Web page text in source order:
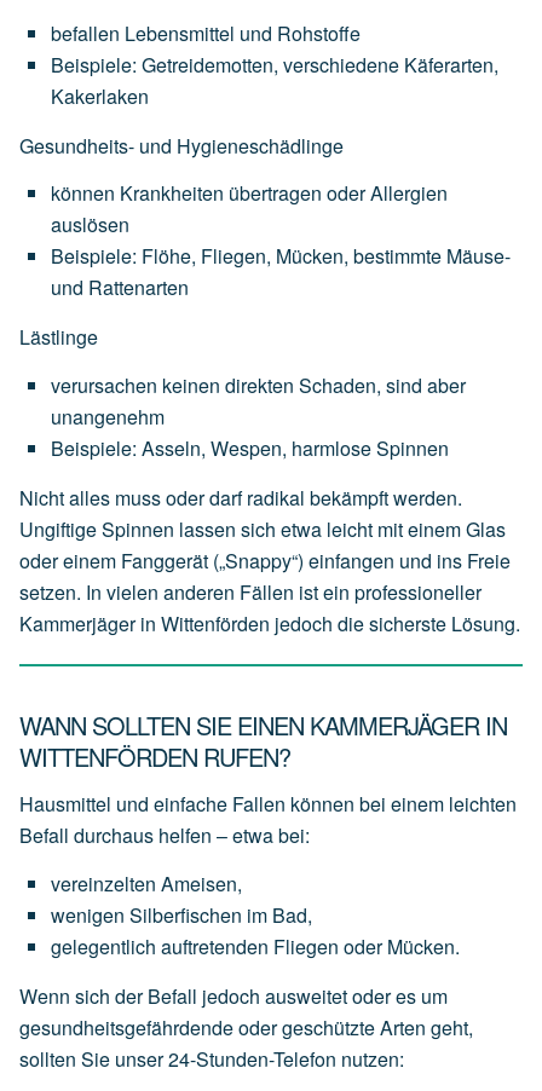
befallen Lebensmittel und Rohstoffe
Beispiele: Getreidemotten, verschiedene Käferarten,
Kakerlaken
Gesundheits- und Hygieneschädlinge
können Krankheiten übertragen oderAllergien
auslösen
Beispiele: Flöhe, Fliegen, Mücken, bestimmte Mäuse-
und Rattenarten
Lästlinge
verursachen keinen direkten Schaden, sind aber
unangenehm
Beispiele: Asseln, Wespen, harmloseSpinnen
Nicht alles muss oder darf radikal bekämpft werden.
Ungiftige Spinnen lassen sich etwa leicht mit einem Glas
oder einem Fanggerät („Snappy“) einfangen und ins Freie
setzen. In vielen anderen Fällen ist ein professioneller
Kammerjäger in Wittenförden jedoch die sicherste Lösung.
WANN SOLLTEN SIE EINEN KAMMERJÄGER IN
WITTENFÖRDEN RUFEN?
Hausmittel und einfache Fallen können bei einem leichten
Befall durchaus helfen – etwa bei:
vereinzelten Ameisen,
wenigen Silberfischen im Bad,
gelegentlich auftretenden Fliegen oder Mücken.
Wenn sich der Befall jedoch ausweitet oder es um
gesundheitsgefährdende oder geschützte Arten geht,
sollten Sie unser 24-Stunden-Telefon nutzen: